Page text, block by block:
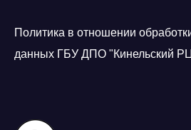
Политика в отношении
данных ГБУ ДПО "Кинельский